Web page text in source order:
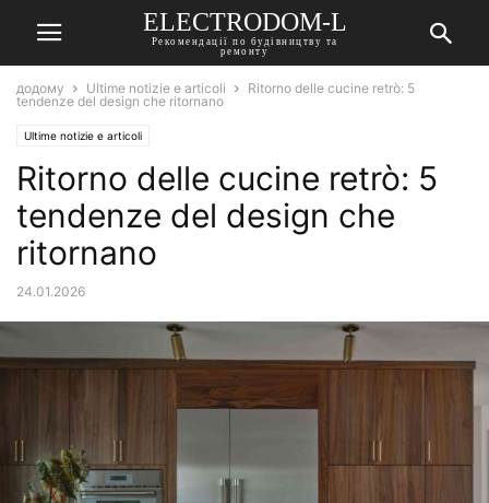
ELECTRODOM-L
Рекомендації по будівництву та
ремонту
додому Ultime notizie e articoli
Ritorno delle cucine retrò: 5
tendenze del design che ritornano
Ultime notizie e articoli
Ritorno delle cucine retrò: 5
tendenze del design che
ritornano
24.01.2026